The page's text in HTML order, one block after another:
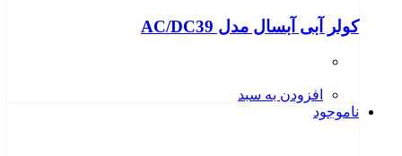
کولر آبی آبسال مدل AC/DC39
افزودن به سبد
ناموجود